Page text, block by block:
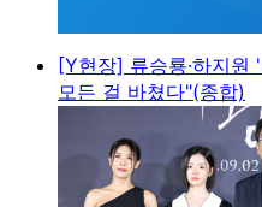
[Y현장] 류승룡·하지원
모든 걸 바쳤다"(종합)